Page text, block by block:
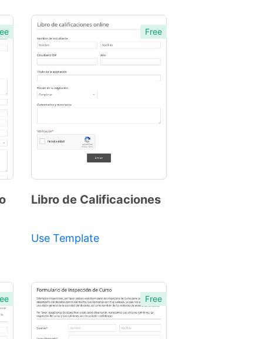
Free
Libro de Calificaciones
Use Template
Free